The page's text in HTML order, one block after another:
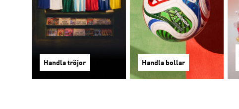
Handla tröjor Handla bollar